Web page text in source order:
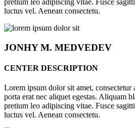
pretium leo adipiscing vitae. Fusce
luctus vel. Aenean consectetu.
JONHYM. MEDVEDEV
CENTER DESCRIPTION
Lorem ipsum dolor sit amet, consectetur
porta erat nec aliquet egestas. Aliquam
pretium leo adipiscing vitae. Fusce
luctus vel. Aenean consectetu.